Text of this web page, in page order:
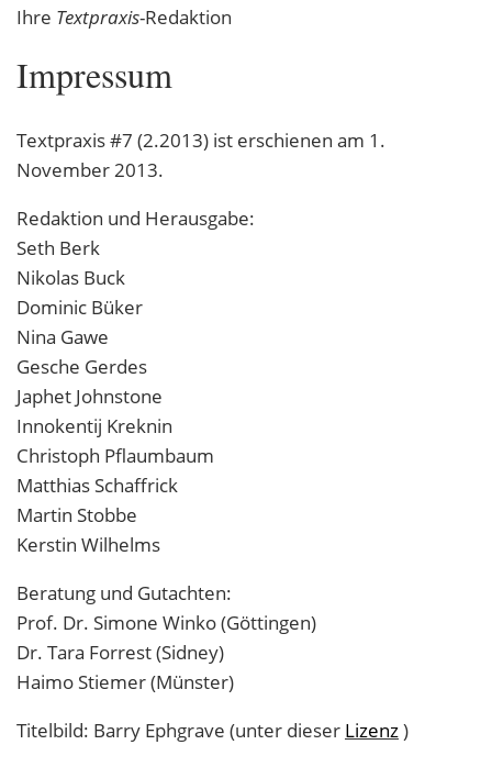
Ihre Textpraxis-Redaktion
Impressum
Textpraxis #7 (2.2013) ist erschienen am 1.
November 2013.
Redaktion und Herausgabe:
Seth Berk
Nikolas Buck
Dominic Büker
Nina Gawe
Gesche Gerdes
Japhet Johnstone
Innokentij Kreknin
Christoph Pflaumbaum
Matthias Schaffrick
Martin Stobbe
Kerstin Wilhelms
Beratung und Gutachten:
Prof. Dr. Simone Winko (Göttingen)
Dr. Tara Forrest (Sidney)
Haimo Stiemer (Münster)
Titelbild: Barry Ephgrave (unter dieser Lizenz)